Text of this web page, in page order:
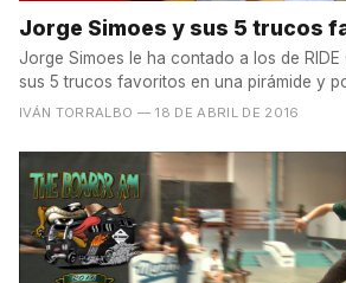
Jorge Simoes y sus 5 trucos
Jorge Simoes le ha contado a los de
sus 5 trucos favoritos en una pirámide y
IVÁN TORRALBO — 18 DE ABRIL DE 2016